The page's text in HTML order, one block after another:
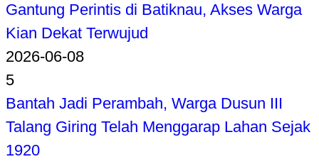
Gantung Perintis di Batiknau, Akses Warga
Kian Dekat Terwujud
2026-06-08
5
Bantah Jadi Perambah, Warga Dusun III
Talang Giring Telah Menggarap Lahan Sejak
1920